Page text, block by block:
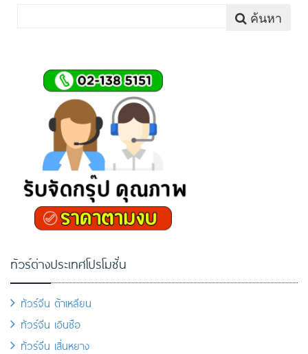
ค้นหา
ทัวร์ต่างประเทศโปรโมชั่น
ทัวร์จีน ต้าเหลียน
ทัวร์จีน เอินซือ
ทัวร์จีน เสิ่นหยาง